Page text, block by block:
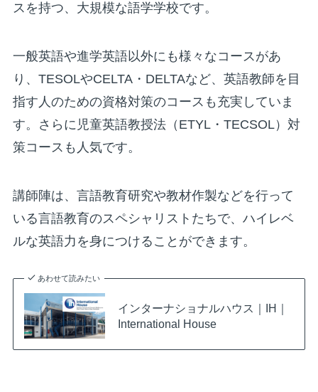
スを持つ、大規模な語学学校です。
一般英語や進学英語以外にも様々なコースがあ
り、TESOLやCELTA・DELTAなど、英語教師を目
指す人のための資格対策のコースも充実していま
す。さらに児童英語教授法（ETYL・TECSOL）対
策コースも人気です。
講師陣は、言語教育研究や教材作製などを行って
いる言語教育のスペシャリストたちで、ハイレベ
ルな英語力を身につけることができます。
あわせて読みたい
インターナショナルハウス｜IH｜
International House